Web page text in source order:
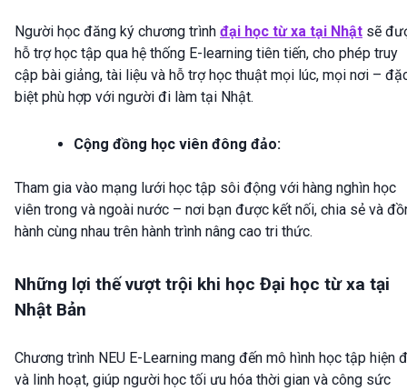
Người học đăng ký chương trình đại học từ xa tại Nhật sẽ
hỗ trợ học tập qua hệ thống E-learning tiên tiến, cho phép truy
cập bài giảng, tài liệu và hỗ trợ học thuật mọi lúc, mọi nơi –
biệt phù hợp với người đi làm tại Nhật.
Cộng đồng học viên đông đảo:
Tham gia vào mạng lưới học tập sôi động với hàng nghìn học
viên trong và ngoài nước – nơi bạn được kết nối, chia sẻ và
hành cùng nhau trên hành trình nâng cao tri thức.
Những lợi thế vượt trội khi học Đại học từ xa tại
Nhật Bản
Chương trình NEU E-Learning mang đến mô hình học tập hiện
và linh hoạt, giúp người học tối ưu hóa thời gian và công sức